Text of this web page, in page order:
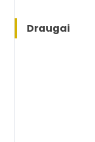
Draugai